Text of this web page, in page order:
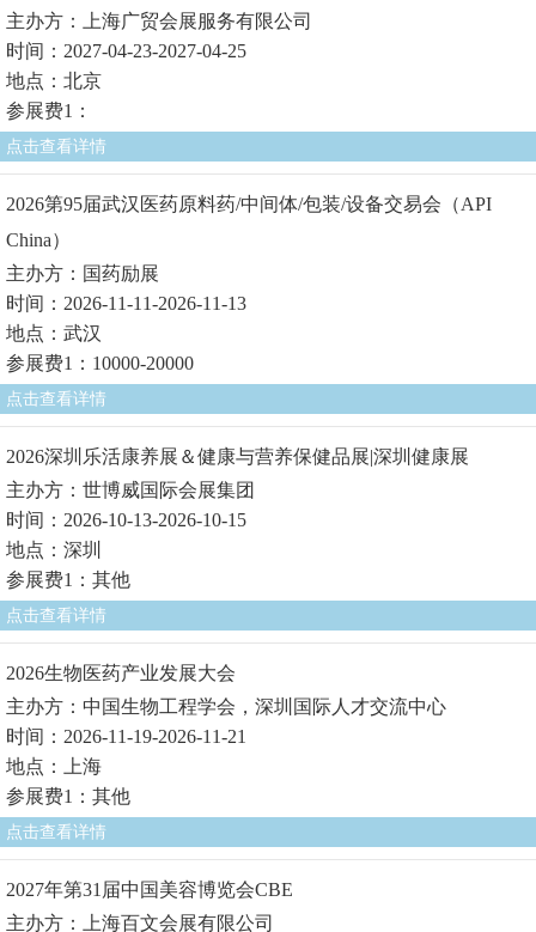
主办方：上海广贸会展服务有限公司
时间：2027-04-23-2027-04-25
地点：北京
参展费1：
点击查看详情
2026第95届武汉医药原料药/中间体/包装/设备交易会（API
China）
主办方：国药励展
时间：2026-11-11-2026-11-13
地点：武汉
参展费1：10000-20000
点击查看详情
2026深圳乐活康养展＆健康与营养保健品展|深圳健康展
主办方：世博威国际会展集团
时间：2026-10-13-2026-10-15
地点：深圳
参展费1：其他
点击查看详情
2026生物医药产业发展大会
主办方：中国生物工程学会，深圳国际人才交流中心
时间：2026-11-19-2026-11-21
地点：上海
参展费1：其他
点击查看详情
2027年第31届中国美容博览会CBE
主办方：上海百文会展有限公司